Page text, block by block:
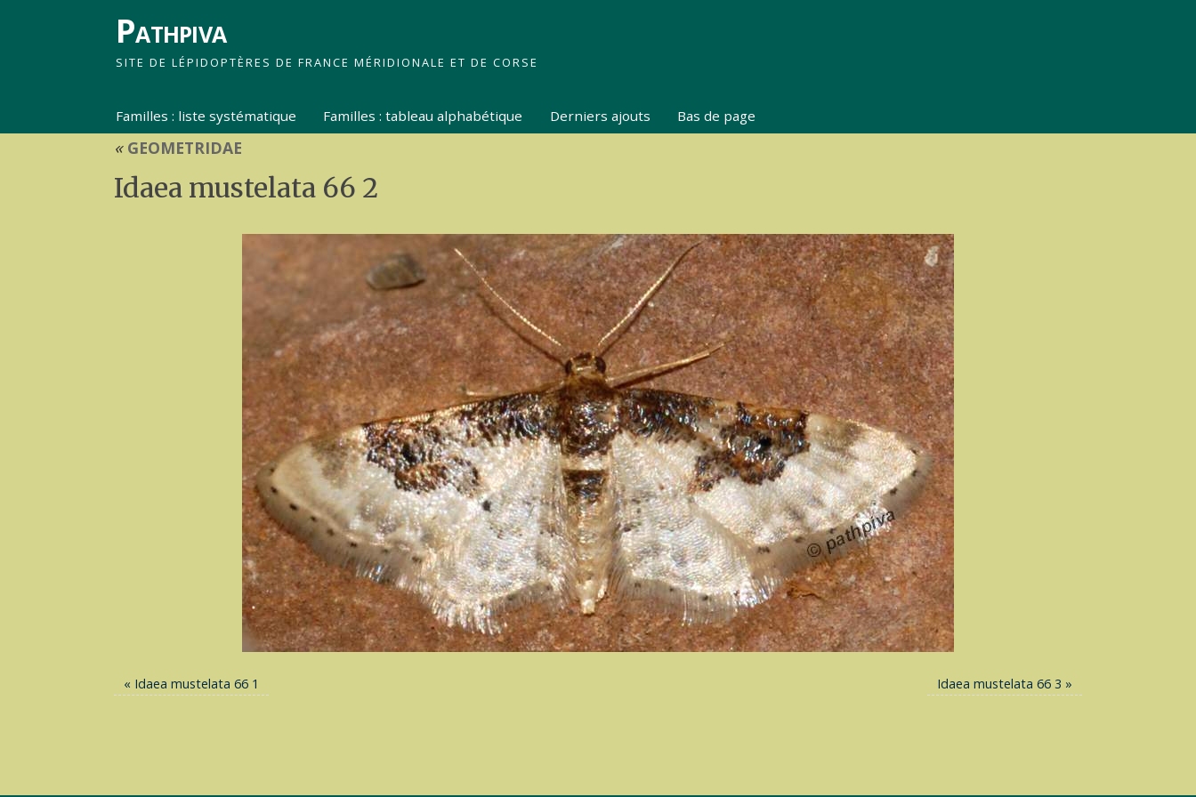
Pathpiva
SITE DE LÉPIDOPTÈRES DE FRANCE MÉRIDIONALE ET DE CORSE
Familles : liste systématique Familles : tableau alphabétique Derniers ajouts Bas de page
«GEOMETRIDAE
Idaea mustelata 66 2
« Idaea mustelata 66 1 Idaea mustelata 66 3 »